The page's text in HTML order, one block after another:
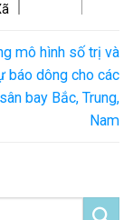
Trung
Bình
mô hình số trị và
báo dông cho các
bay Bắc, Trung,
Nam